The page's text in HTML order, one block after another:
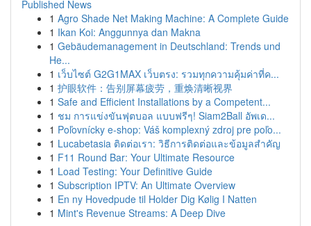
Published News
1 Agro Shade Net Making Machine: A Complete Guide
1 Ikan Koi: Anggunnya dan Makna
1 Gebäudemanagement in Deutschland: Trends und
He...
1 เว็บไซต์ G2G1MAX เว็บตรง: รวมทุกความคุ้มค่าที่ค...
1 护眼软件：告别屏幕疲劳，重焕清晰视界
1 Safe and Efficient Installations by a Competent...
1 ชม การแข่งขันฟุตบอล แบบฟรีๆ! Siam2Ball อัพเด...
1 Poľovnícky e-shop: Váš komplexný zdroj pre poľo...
1 Lucabetasia ติดต่อเรา: วิธีการติดต่อและข้อมูลสำคัญ
1 F11 Round Bar: Your Ultimate Resource
1 Load Testing: Your Definitive Guide
1 Subscription IPTV: An Ultimate Overview
1 En ny Hovedpude til Holder Dig Kølig I Natten
1 Mint's Revenue Streams: A Deep Dive